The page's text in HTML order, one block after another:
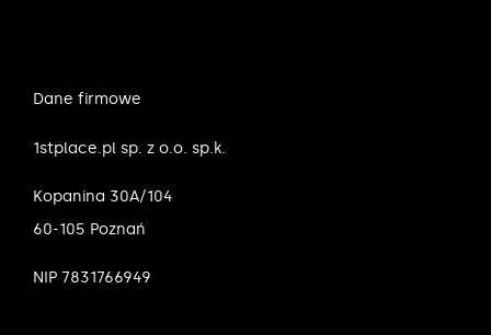
Dane firmowe
1stplace.pl sp. z o.o. sp.k.
Kopanina 30A/104
60-105 Poznań
NIP 7831766949